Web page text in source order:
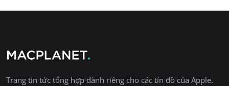
Trang tin tức tổng hợp dành riêng cho các tín đồ của Apple.